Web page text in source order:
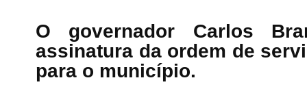
O governador Carlos
assinatura da ordem de
para o município.